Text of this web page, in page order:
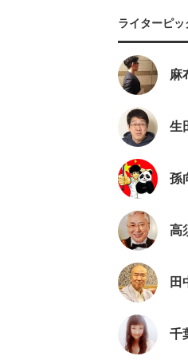
ライターピッ
麻
生
孫
高
田
千